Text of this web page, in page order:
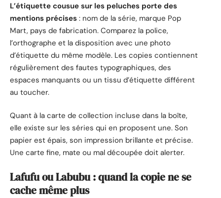
L’étiquette cousue sur les peluches porte des
mentions précises : nom de la série, marque Pop
Mart, pays de fabrication. Comparez la police,
l’orthographe et la disposition avec une photo
d’étiquette du même modèle. Les copies contiennent
régulièrement des fautes typographiques, des
espaces manquants ou un tissu d’étiquette différent
au toucher.
Quant à la carte de collection incluse dans la boîte,
elle existe sur les séries qui en proposent une. Son
papier est épais, son impression brillante et précise.
Une carte fine, mate ou mal découpée doit alerter.
Lafufu ou Labubu : quand la copie ne se
cache même plus